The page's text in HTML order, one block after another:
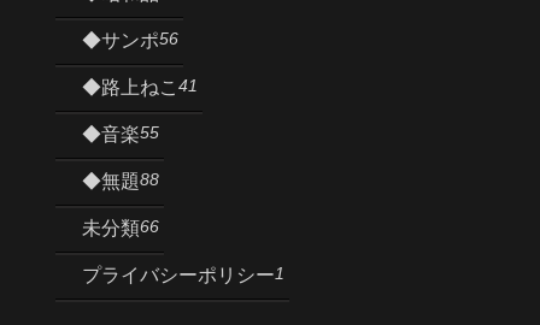
◆サンポ56
◆路上ねこ 41
◆音楽55
◆無題88
未分類66
プライバシーポリシー1